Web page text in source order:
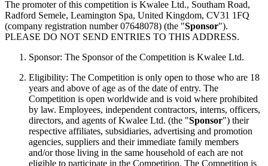
The promoter of this competition is Kwalee Ltd., Southam Road,
Radford Semele, Leamington Spa, United Kingdom, CV31 1FQ
(company registration number 07648078) (the "Sponsor").
PLEASE DO NOT SEND ENTRIES TO THIS ADDRESS.
Sponsor: The Sponsor of the Competition is Kwalee Ltd.
Eligibility: The Competition is only open to those who are 18
years and above of age as of the date of entry. The
Competition is open worldwide and is void where prohibited
by law. Employees, independent contractors, interns, officers,
directors, and agents of Kwalee Ltd. (the "Sponsor") their
respective affiliates, subsidiaries, advertising and promotion
agencies, suppliers and their immediate family members
and/or those living in the same household of each are not
eligible to participate in the Competition. The Competition is